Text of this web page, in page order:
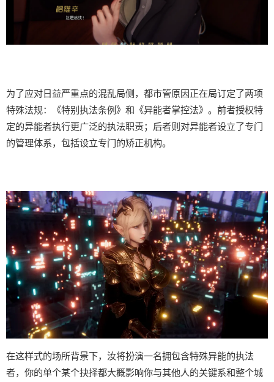
为了应对日益严重点的混乱局侧，都市管原因正在局订定了两项
特殊法规：《特别执法条例》和《异能者掌控法》。前者授权特
定的异能者执行更广泛的执法职责；后者则对异能者设立了专门
的管理体系，包括设立专门的矫正机构。
在这样式的场所背景下，汝将扮演一名拥包含特殊异能的执法
者，你的单个某个抉择都大概影响你与其他人的关键系和整个城